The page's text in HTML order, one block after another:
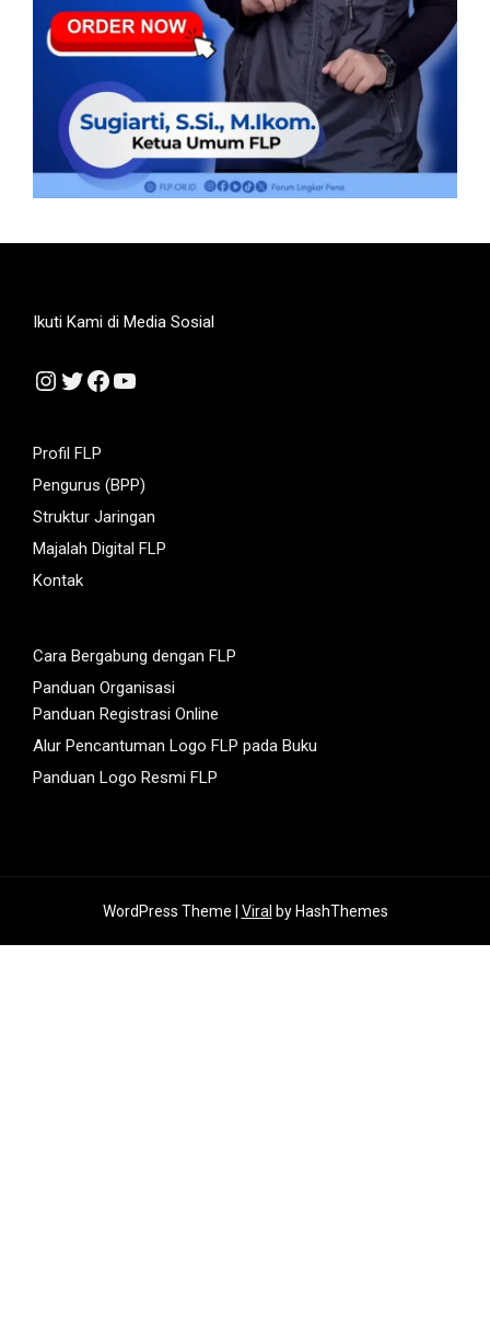
Ikuti Kami di Media Sosial
Instagram
Twitter
Facebook
YouTube
Profil FLP
Pengurus (BPP)
Struktur Jaringan
Majalah Digital FLP
Kontak
Cara Bergabung dengan FLP
Panduan Organisasi
Panduan Registrasi Online
Alur Pencantuman Logo FLP pada Buku
Panduan Logo Resmi FLP
WordPress Theme | Viral by HashThemes